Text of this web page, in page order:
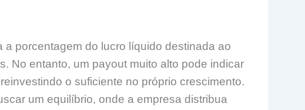
a porcentagem do lucro líquido destinada ao
No entanto, um payout muito alto pode indicar
o suficiente no próprio crescimento.
um equilíbrio, onde a empresa distribua